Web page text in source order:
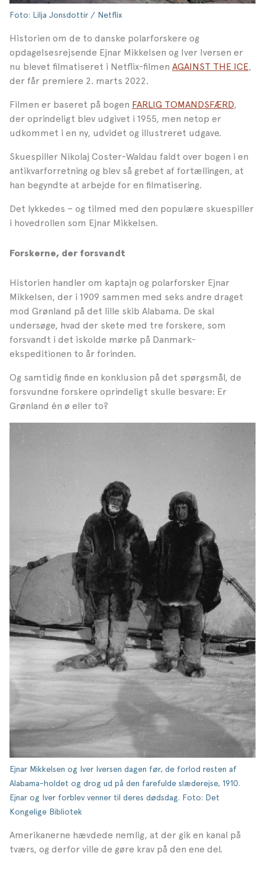
Foto: Lilja Jonsdottir / Netflix
Historien om de to danske polarforskere og
opdagelsesrejsende Ejnar Mikkelsen og Iver Iversen er
nu blevet filmatiseret i Netflix-filmen AGAINST THE ICE,
der får premiere 2. marts 2022.
Filmen er baseret på bogen FARLIG TOMANDSFÆRD,
der oprindeligt blev udgivet i 1955, men netop er
udkommet i en ny, udvidet og illustreret udgave.
Skuespiller Nikolaj Coster-Waldau faldt over bogen i en
antikvarforretning og blev så grebet af fortællingen, at
han begyndte at arbejde for en filmatisering.
Det lykkedes – og tilmed med den populære skuespiller
i hovedrollen som Ejnar Mikkelsen.
Forskerne, der forsvandt
Historien handler om kaptajn og polarforsker Ejnar
Mikkelsen, der i 1909 sammen med seks andre draget
mod Grønland på det lille skib Alabama. De skal
undersøge, hvad der skete med tre forskere, som
forsvandt i det iskolde mørke på Danmark-
ekspeditionen to år forinden.
Og samtidig finde en konklusion på det spørgsmål, de
forsvundne forskere oprindeligt skulle besvare: Er
Grønland én ø eller to?
Ejnar Mikkelsen og Iver Iversen dagen før, de forlod resten af
Alabama-holdet og drog ud på den farefulde slæderejse, 1910.
Ejnar og Iver forblev venner til deres dødsdag. Foto: Det
Kongelige Bibliotek
Amerikanerne hævdede nemlig, at der gik en kanal på
tværs, og derfor ville de gøre krav på den ene del.